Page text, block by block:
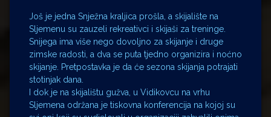
Još je jedna Snježna kraljica prošla, a skijalište na
Sljemenu su zauzeli rekreativci i skijaši za treninge.
Snijega ima više nego dovoljno za skijanje i druge
zimske radosti, a dva se puta tjedno organizira i noćno
skijanje. Pretpostavka je da će sezona skijanja potrajati
stotinjak dana.
I dok je na skijalištu gužva, u Vidikovcu na vrhu
Sljemena održana je tiskovna konferencija na kojoj su